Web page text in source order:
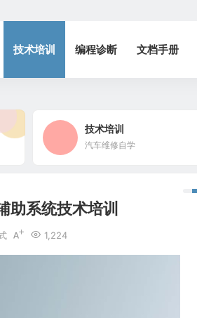
技术培训 编程诊断 文档手册
技术培训
汽车维修自学
系统技术培训
1,224